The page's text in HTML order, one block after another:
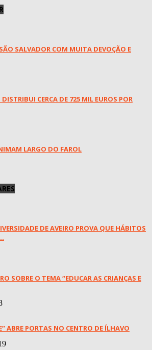
SALVADOR COM MUITA DEVOÇÃO E
CERCA DE 725 MIL EUROS POR
LARGO DO FAROL
DE AVEIRO PROVA QUE HÁBITOS
SOBRE O TEMA “EDUCAR AS CRIANÇAS E
ABRE PORTAS NO CENTRO DE ÍLHAVO